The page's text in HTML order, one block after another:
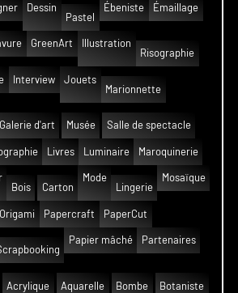
Dessin
Pastel
Ébeniste Émaillage
GreenArt
Illustration
Risographie
Interview
Jouets
Marionnette
Galerie d'art
Musée Salle de spectacle
Livres Luminaire Maroquinerie
Bois
Carton
Mode
Lingerie
Mosaïque
Origami Papercraft PaperCut
Papier mâché Partenaires
Acrylique Aquarelle Bombe Botaniste